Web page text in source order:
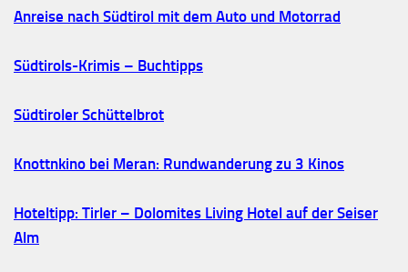
Anreise nach Südtirol mit dem Auto und Motorrad
Südtirols-Krimis – Buchtipps
Südtiroler Schüttelbrot
Knottnkino bei Meran: Rundwanderung zu 3 Kinos
Hoteltipp: Tirler – Dolomites Living Hotel auf der Seiser
Alm